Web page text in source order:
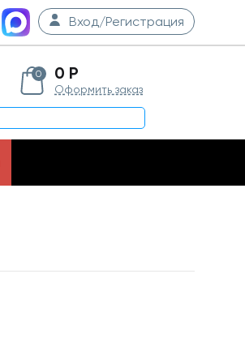
Вход/Регистрация
0 0 Р
Оформить заказ